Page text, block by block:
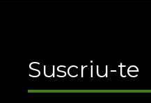
Suscriu-te